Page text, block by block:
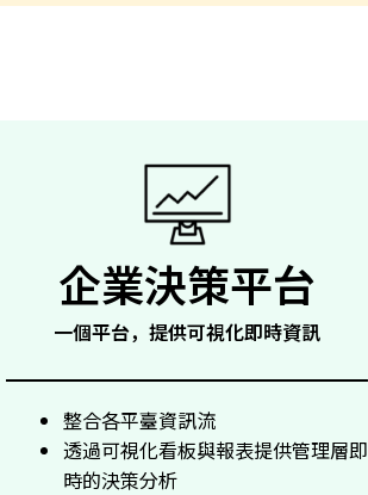
企業決策平台
一個平台，提供可視化即時資訊
整合各平臺資訊流
透過可視化看板與報表提供管理層即
時的決策分析